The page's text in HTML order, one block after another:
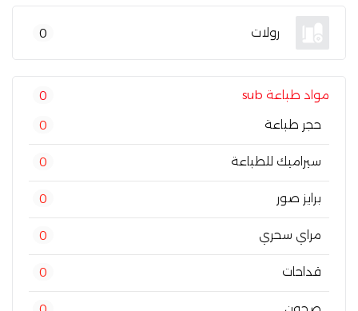
رولات 0
مواد طباعة sub
0
حجر طباعة
0
سيراميك للطباعة 0
برايز صور 0
مراي سحري 0
قداحات 0